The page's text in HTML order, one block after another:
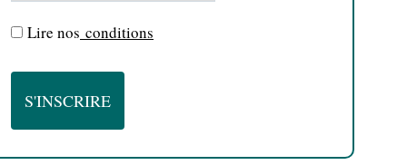
Lire nos conditions